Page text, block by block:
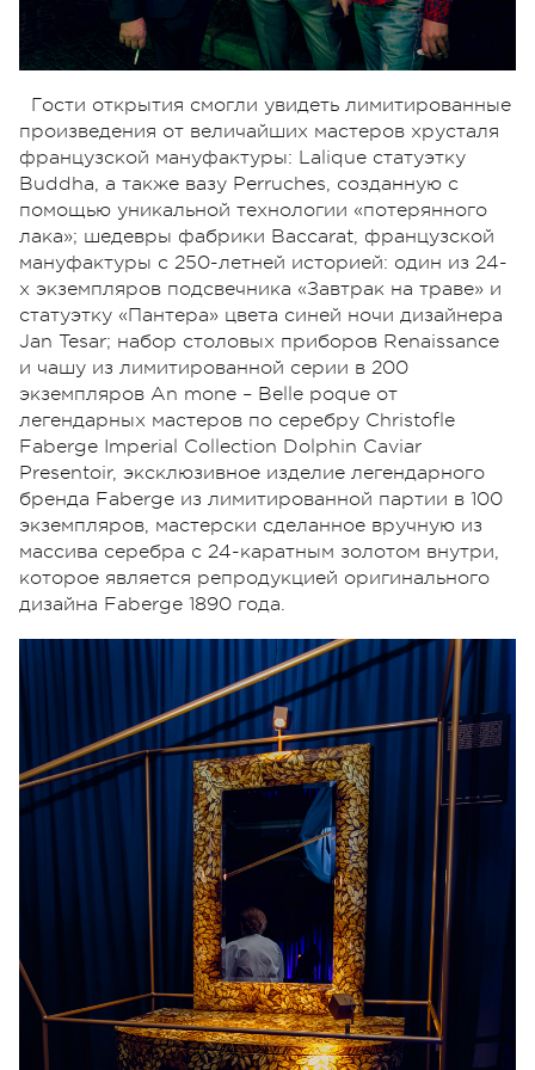
Гости открытия смогли увидеть лимитированные
произведения от величайших мастеров хрусталя
французской мануфактуры: Lalique статуэтку
Buddha, а также вазу Perruches, созданную с
помощью уникальной технологии «потерянного
лака»; шедевры фабрики Baccarat, французской
мануфактуры с 250-летней историей: один из 24-
х экземпляров подсвечника «Завтрак на траве» и
статуэтку «Пантера» цвета синей ночи дизайнера
Jan Tesar; набор столовых приборов Renaissance
и чашу из лимитированной серии в 200
экземпляров An mone – Belle poque от
легендарных мастеров по серебру Christofle
Faberge Imperial Collection Dolphin Caviar
Presentoir, эксклюзивное изделие легендарного
бренда Faberge из лимитированной партии в 100
экземпляров, мастерски сделанное вручную из
массива серебра с 24-каратным золотом внутри,
которое является репродукцией оригинального
дизайна Faberge 1890 года.